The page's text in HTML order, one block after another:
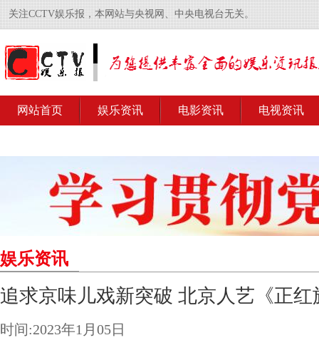
关注CCTV娱乐报，本网站与央视网、中央电视台无关。
网站首页 娱乐资讯 电影资讯 电视资讯
娱乐资讯
追求京味儿戏新突破 北京人艺《正
时间:2023年1月05日